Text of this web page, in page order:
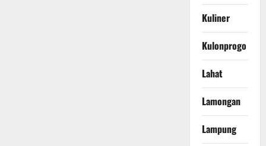
Kuliner
Kulonprogo
Lahat
Lamongan
Lampung